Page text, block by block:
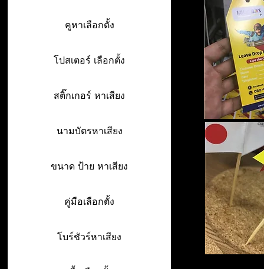
คูหาเลือกตั้ง
โปสเตอร์ เลือกตั้ง
สติ๊กเกอร์ หาเสียง
นามบัตรหาเสียง
ขนาด ป้าย หาเสียง
คู่มือเลือกตั้ง
โบร์ชัวร์หาเสียง